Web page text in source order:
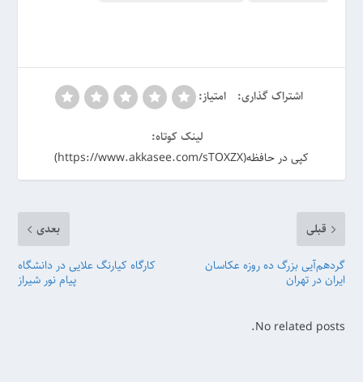
اشتراک گذاری: امتیاز:
لینک کوتاه:
کپی در حافظه(https://www.akkasee.com/sTOXZX)
قبلی
گردهم‌آیی بزرگ ده روزه عکاسان
ایران در تهران
بعدی
کارگاه کیارنگ علایی در دانشگاه
پیام نور شیراز
No related posts.